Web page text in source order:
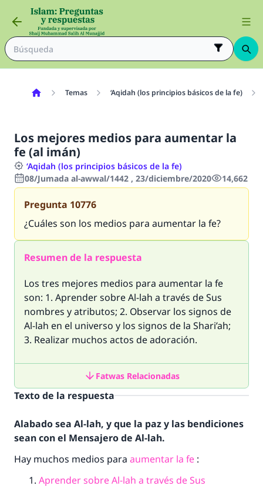
Temas ‘Aqidah (los principios básicos de la fe)
Los mejores medios para aumentar la
fe (al imán)
‘Aqidah (los principios básicos de la fe)
08/Jumada al-awwal/1442 , 23/diciembre/2020
14,662
Pregunta 10776
¿Cuáles son los medios para aumentar la fe?
Resumen de la respuesta
Los tres mejores medios para aumentar la fe
son: 1. Aprender sobre Al-lah a través de Sus
nombres y atributos; 2. Observar los signos de
Al-lah en el universo y los signos de la Shari’ah;
3. Realizar muchos actos de adoración.
Fatwas Relacionadas
Texto de la respuesta
Alabado sea Al-lah, y que la paz y las bendiciones
sean con el Mensajero de Al-lah.
Hay muchos medios para aumentar la fe :
Aprender sobre Al-lah a través de Sus